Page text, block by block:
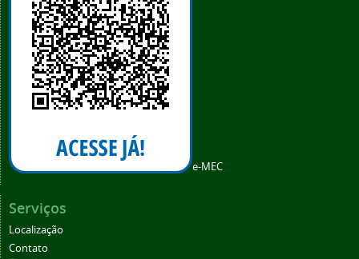
e-MEC
Serviços
Localização
Contato